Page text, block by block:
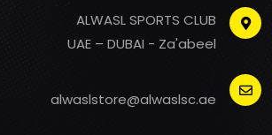
ALWASL SPORTS CLUB
UAE – DUBAI - Za'abeel
alwaslstore@alwaslsc.ae